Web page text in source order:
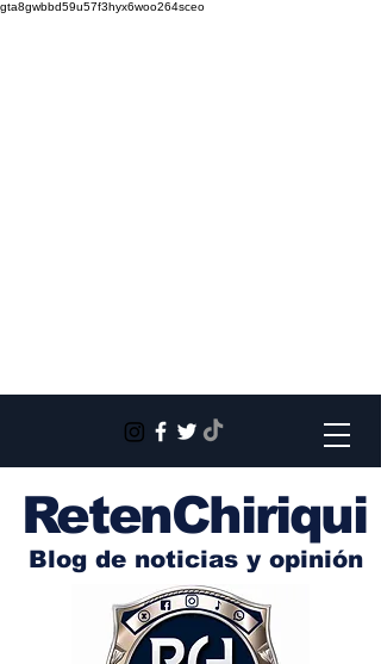
gta8gwbbd59u57f3hyx6woo264sceo
RetenChiriqui
Blog de noticias y opinión